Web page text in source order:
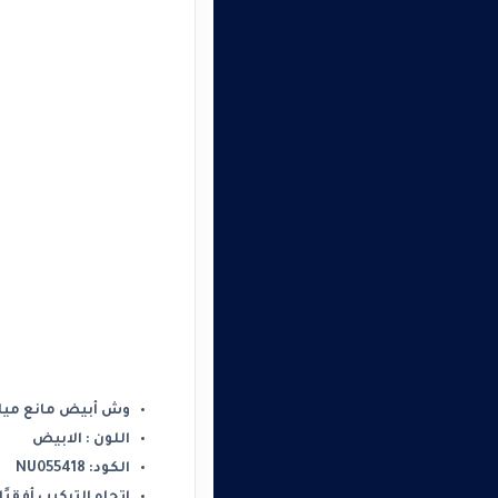
وش أبيض مانع مياه 4 فتحة نيو يونيكا
اللون : الابيض
الكود: NU055418